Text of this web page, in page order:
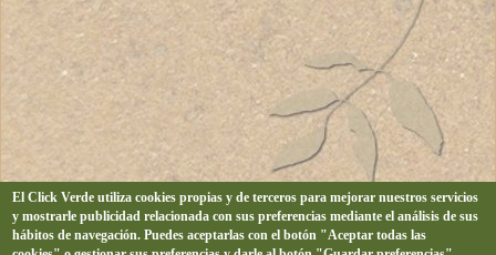
El Click Verde utiliza cookies propias y de terceros para mejorar nuestros servicios
y mostrarle publicidad relacionada con sus preferencias mediante el análisis de sus
hábitos de navegación. Puedes aceptarlas con el botón "Aceptar todas las